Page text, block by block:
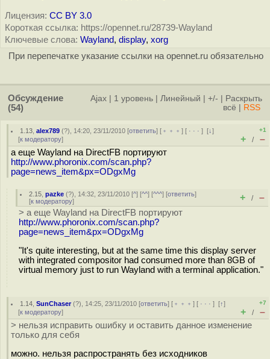
Лицензия: CC BY 3.0
Короткая ссылка: https://opennet.ru/28739-Wayland
Ключевые слова: Wayland, display, xorg
При перепечатке указание ссылки на opennet.ru обязательно
Обсуждение
(54)
Ajax 1 уровень Линейный +/-
Раскрыть
всё
RSS
1.13 ,alex789 (?), 14:20, 23/11/2010 [ответить] [ ﹢﹢﹢] [ · · ·][↓]
[к модератору]
+1
+ / –
а еще Wayland на DirectFB портируют
http://www.phoronix.com/scan.php?
page=news_item&px=ODgxMg
2.15 ,pazke (?), 14:32, 23/11/2010 [^] [^^] [^^^] [ответить]
[к модератору] + / –
> а еще Wayland на DirectFB портируют
http://www.phoronix.com/scan.php?
page=news_item&px=ODgxMg
"It's quite interesting, but at the same time this display server
with integrated compositor had consumed more than 8GB of
virtual memory just to run Wayland with a terminal application."
1.14 ,SunChaser(?), 14:25, 23/11/2010 [ответить] [ ﹢﹢﹢] [ · · ·][↑]
[к модератору]
+7
+ / –
> нельзя исправить ошибку и оставить данное изменение
только для себя
можно. нельзя распространять без исходников